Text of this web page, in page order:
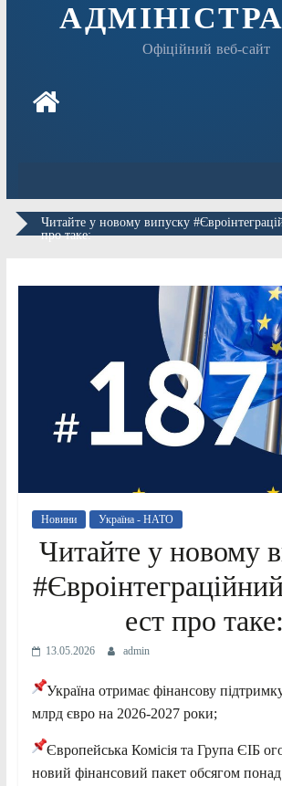
Офіційний веб-сайт
Читайте у новому випуску
про таке:
Новини Україна - НАТО
Читайте у новому
ест про таке:
13.05.2026 admin
Україна отримає фінансову
млрд євро на 2026-2027 роки;
Європейська Комісія та Група ЄІБ
новий фінансовий пакет обсягом